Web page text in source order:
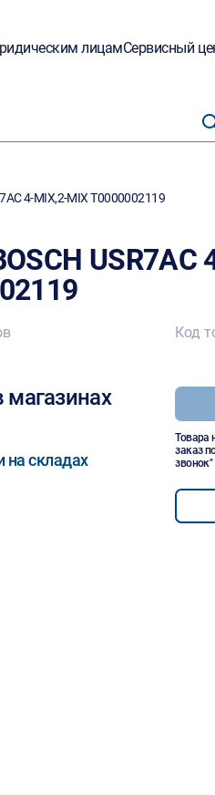
лицамСервисный
4-MIX,2-MIX T0000002119
USR7AC
на складах
Код
Товара
заказ
звонок"